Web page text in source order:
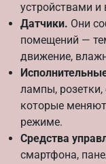
устройствами и
Датчики. Они
помещений —
движение,
лампы, розетки,
которые
режиме.
Средства
смартфона,